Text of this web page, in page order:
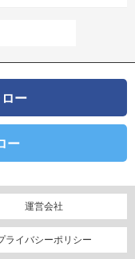
ー
ー
運営会社
ライバシーポリシー